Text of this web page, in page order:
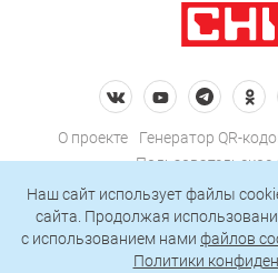
О проекте Генератор QR-
Пользовательское
Политика
Подписаться на
Наш сайт использует файлы
сайта. Продолжая
c использованием нами файлов
Политики